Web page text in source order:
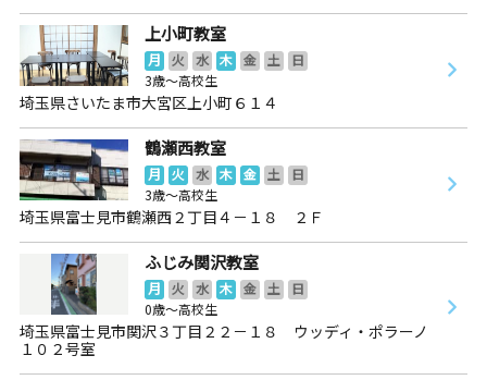
上小町教室
月 火 水 木 金 土
日
3歳～高校生
埼玉県さいたま市大宮区上小町６１４
鶴瀬西教室
月 火 水 木 金 土
日
3歳～高校生
埼玉県富士見市鶴瀬西２丁目４－１８ ２Ｆ
ふじみ関沢教室
月 火 水 木 金 土
日
0歳～高校生
埼玉県富士見市関沢３丁目２２－１８ ウッディ・ポラーノ
１０２号室